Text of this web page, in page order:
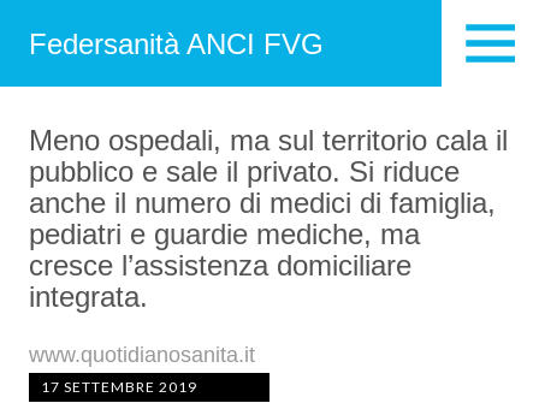
Federsanità ANCI FVG
Meno ospedali, ma sul territorio cala il
pubblico e sale il privato. Si riduce
anche il numero di medici di famiglia,
pediatri e guardie mediche, ma
cresce l’assistenza domiciliare
integrata.
www.quotidianosanita.it
17 SETTEMBRE 2019